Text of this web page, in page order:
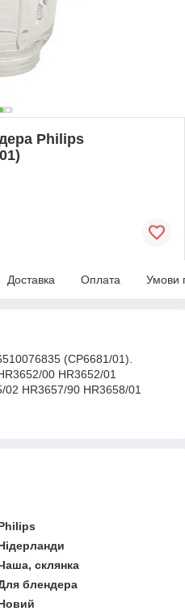
Philips
Доставка Оплата Умови
(CP6681/01).
00 HR3652/01
HR3657/90 HR3658/01
склянка
блендера